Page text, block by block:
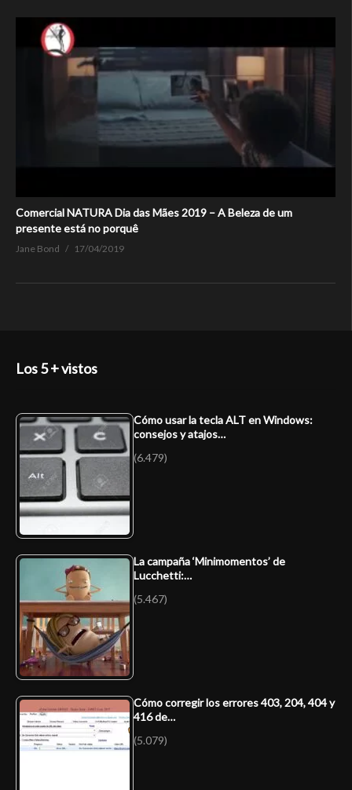
Comercial NATURA Dia das Mães 2019 – A Beleza de um
presente está no porquê
Jane Bond 17/04/2019
Los 5 + vistos
Cómo usar la tecla ALT en Windows:
consejos y atajos…
(6.479)
La campaña ‘Minimomentos’ de
Lucchetti:…
(5.467)
Cómo corregir los errores 403, 204, 404 y
416 de…
(5.079)